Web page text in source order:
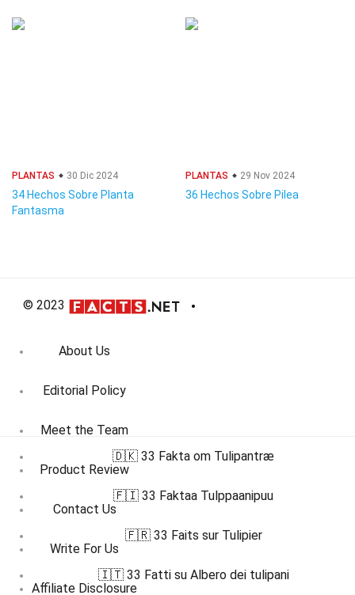
PLANTAS 30 Dic 2024
34 Hechos Sobre Planta
Fantasma
PLANTAS 29 Nov 2024
36 Hechos Sobre Pilea
© 2023
About Us
Editorial Policy
Meet the Team
Product Review
Contact Us
Write For Us
Affiliate Disclosure
🇩🇰 33 Fakta om Tulipantræ
🇫🇮 33 Faktaa Tulppaanipuu
🇫🇷 33 Faits sur Tulipier
🇮🇹 33 Fatti su Albero dei tulipani